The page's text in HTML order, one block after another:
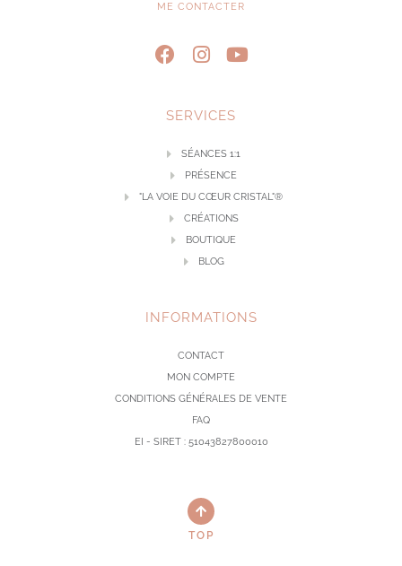
ME CONTACTER
SERVICES
SÉANCES 1:1
PRÉSENCE
"LA VOIE DU CŒUR CRISTAL"®
CRÉATIONS
BOUTIQUE
BLOG
INFORMATIONS
CONTACT
MON COMPTE
CONDITIONS GÉNÉRALES DE VENTE
FAQ
EI - SIRET : 51043827800010
TOP